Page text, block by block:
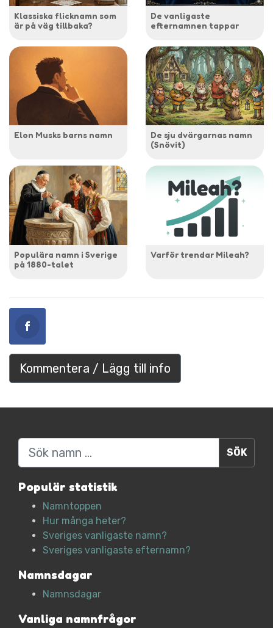
Klassiska flicknamn som
är på väg tillbaka?
De vanligaste
efternamnen tappar
Elon Musks barns namn
De sju dvärgarnas namn
(Snövit)
Populära namn i Sverige
på 1880-talet
Varför trendar Mileah?
Kommentera / Lägg till info
Sök
Populär statistik
Namntoppen
Hur många heter?
Sveriges vanligaste namn?
Sveriges vanligaste efternamn?
Namnsdagar
Namnsdagar
Vanliga namnfrågor